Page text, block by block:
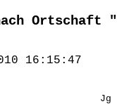
Ortschaft